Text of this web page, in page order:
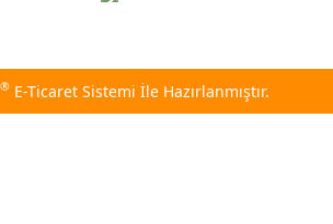
®E-Ticaret Sistemi İle Hazırlanmıştır.